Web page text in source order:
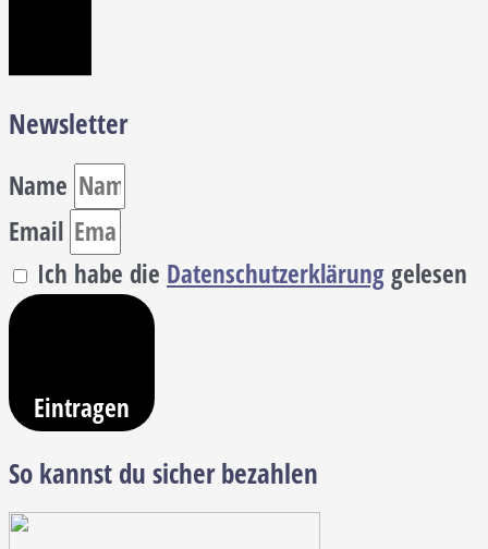
Newsletter
Name
Email
Ich habe die Datenschutzerklärunggelesen
Eintragen
So kannst du sicher bezahlen